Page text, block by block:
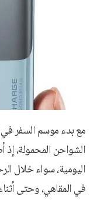
مع بدء موسم السفر في
الشواحن المحمولة،
اليومية، سواء خلال
في المقاهي، وحتى